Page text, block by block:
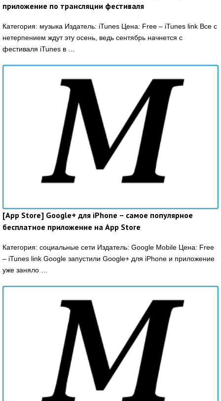
приложение по трансляции фестиваля
Категория: музыка Издатель: iTunes Цена: Free – iTunes link Все с
нетерпением ждут эту осень, ведь сентябрь начнется с
фестиваля iTunes в …
[App Store] Google+ для iPhone – самое популярное
бесплатное приложение на App Store
Категория: социальные сети Издатель: Google Mobile Цена: Free
– iTunes link Google запустили Google+ для iPhone и приложение
уже заняло …